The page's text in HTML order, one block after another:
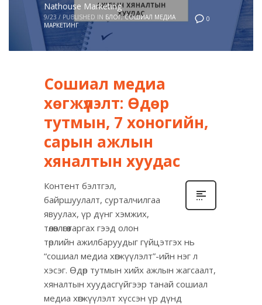
0
Nathouse Marketing
9/23 / PUBLISHED IN БЛОГ,СОШИАЛ МЕДИА
МАРКЕТИНГ
Сошиал медиа
хөгжүүлэлт: Өдөр
тутмын, 7 хоногийн,
сарын ажлын
хяналтын хуудас
Контент бэлтгэл,
байршуулалт, сурталчилгаа
явуулах, үр дүнг хэмжих,
төлөвлөгөө гаргах гээд олон
төрлийн ажилбаруудыг гүйцэтгэх нь
“сошиал медиа хөгжүүлэлт”-ийн нэг л
хэсэг. Өдөр тутмын хийх ажлын жагсаалт,
хяналтын хуудасгүйгээр танай сошиал
медиа хөгжүүлэлт хүссэн үр дүнд